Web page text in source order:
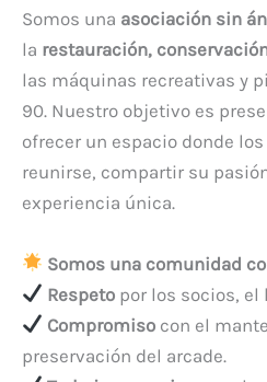
Somos una asociación sin
la restauración,
las máquinas recreativas y
90. Nuestro objetivo es
ofrecer un espacio donde
reunirse, compartir su
experiencia única.
Somos una comunidad
Respeto por los socios,
Compromiso con el
preservación del arcade.